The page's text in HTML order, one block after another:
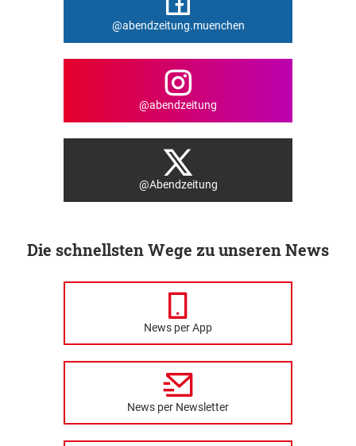
@abendzeitung.muenchen
@abendzeitung
@Abendzeitung
Die schnellsten Wege zu unseren News
News per App
News per Newsletter